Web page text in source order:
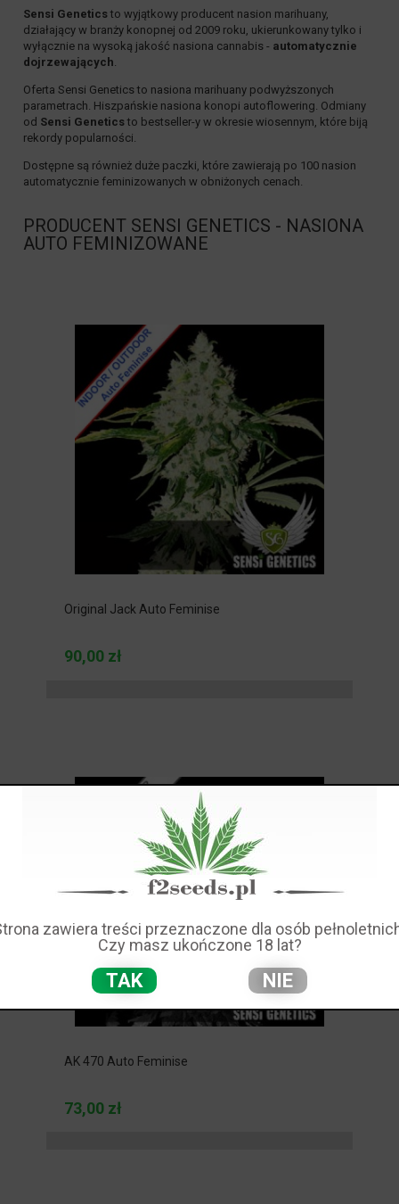
Sensi Genetics to wyjątkowy producent nasion marihuany,
działający w branży konopnej od 2009 roku, ukierunkowany tylko i
wyłącznie na wysoką jakość nasiona cannabis - automatycznie
dojrzewających
Oferta Sensi Genetics to nasiona marihuany podwyższonych
parametrach. Hiszpańskie nasiona konopi autoflowering. Odmiany
od Sensi Genetics to bestseller-y w okresie wiosennym, które biją
rekordy popularności.
Dostępne są również duże paczki, które zawierają po 100 nasion
automatycznie feminizowanych w obniżonych cenach.
PRODUCENT SENSI GENETICS - NASIONA
AUTO FEMINIZOWANE
Original Jack Auto Feminise
90,00 zł
AK 470 Auto Feminise
73,00 zł
zawiera treści przeznaczone dla osób
Czy masz ukończone 18 lat?
TAK NIE